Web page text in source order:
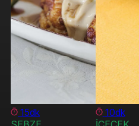
15dk
10dk